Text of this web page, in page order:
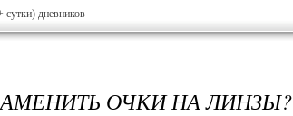
сутки) дневников
ОЧКИ НА ЛИНЗЫ?